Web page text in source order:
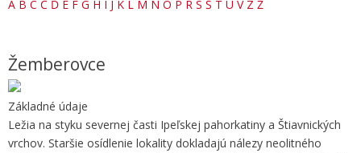
A B C Č Ď E F G H I J K L M N O P R S Š T Ú V Z Ž
Žemberovce
Základné údaje
Ležia na styku severnej časti Ipeľskej pahorkatiny a Štiavnických
vrchov. Staršie osídlenie lokality dokladajú nálezy neolitného